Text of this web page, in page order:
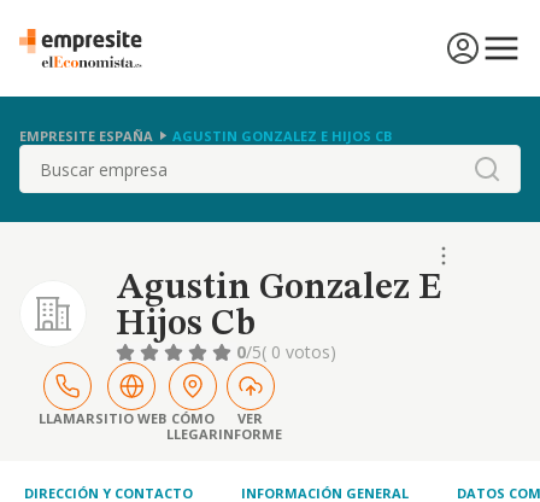
EMPRESITE ESPAÑA AGUSTIN GONZALEZ E HIJOS CB
Buscar
Agustin Gonzalez E
Hijos Cb
0/5( 0 votos)
LLAMARSITIO WEB CÓMO
LLEGAR
VER
INFORME
DIRECCIÓN Y CONTACTO INFORMACIÓN GENERAL DATOS